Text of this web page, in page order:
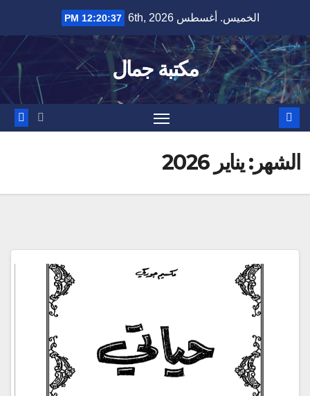
content
الخميس. أغسطس 6th, 2026 12:20:38 PM
مكتبة جمال
الشهر:يناير 2026